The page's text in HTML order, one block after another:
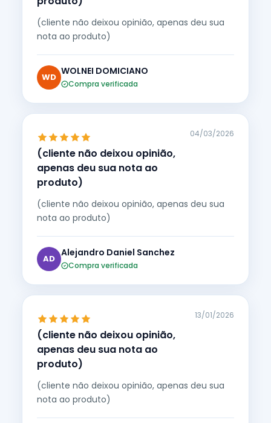
(cliente não deixou opinião, apenas deu sua
nota ao produto)
WD
WOLNEI DOMICIANO
Compra verificada
(cliente não deixou opinião,
apenas deu sua nota ao
produto)
04/03/2026
(cliente não deixou opinião, apenas deu sua
nota ao produto)
AD
Alejandro Daniel Sanchez
Compra verificada
(cliente não deixou opinião,
apenas deu sua nota ao
produto)
13/01/2026
(cliente não deixou opinião, apenas deu sua
nota ao produto)